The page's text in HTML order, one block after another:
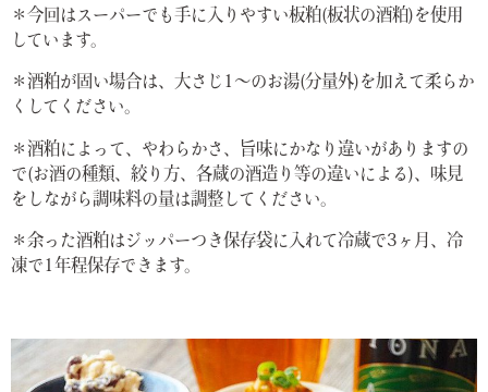
＊今回はスーパーでも手に入りやすい板粕(板状の酒粕)を使用
しています。
＊酒粕が固い場合は、大さじ1〜のお湯(分量外)を加えて柔らか
くしてください。
＊酒粕によって、やわらかさ、旨味にかなり違いがありますの
で(お酒の種類、絞り方、各蔵の酒造り等の違いによる)、味見
をしながら調味料の量は調整してください。
＊余った酒粕はジッパーつき保存袋に入れて冷蔵で3ヶ月、冷
凍で1年程保存できます。